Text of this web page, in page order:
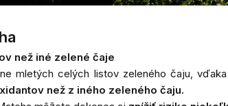
než iné zelené čaje
mletých celých listov zeleného čaju,
než z iného zeleného čaju.